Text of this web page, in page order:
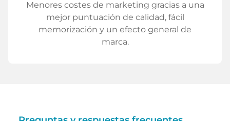
Menores costes de marketing gracias a una
mejor puntuación de calidad, fácil
memorización y un efecto general de
marca.